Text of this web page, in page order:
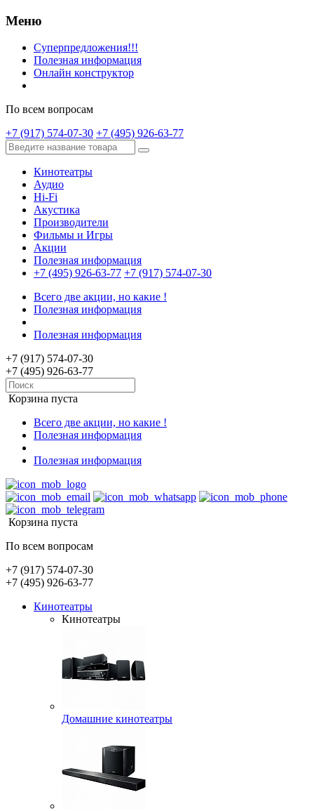
Меню
Суперпредложения!!!
Полезная информация
Онлайн конструктор
По всем вопросам
+7 (917) 574-07-30 +7 (495) 926-63-77
Кинотеатры
Аудио
Hi-Fi
Акустика
Производители
Фильмы и Игры
Акции
Полезная информация
+7 (495) 926-63-77 +7 (917) 574-07-30
Всего две акции, но какие !
Полезная информация
Полезная информация
+7 (917) 574-07-30
+7 (495) 926-63-77
Корзина пуста
Всего две акции, но какие !
Полезная информация
Полезная информация
Корзина пуста
По всем вопросам
+7 (917) 574-07-30
+7 (495) 926-63-77
Кинотеатры
Кинотеатры
Домашние кинотеатры